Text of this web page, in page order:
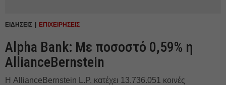
ΕΙΔΗΣΕΙΣ ΕΠΙΧΕΙΡΗΣΕΙΣ
Alpha Bank: Με ποσοστό 0,59% η
AllianceBernstein
Η AllianceBernstein L.P. κατέχει 13.736.051 κοινές